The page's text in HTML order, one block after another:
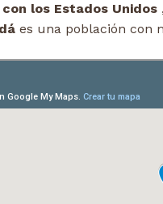
los Estados Unidos
es una población con